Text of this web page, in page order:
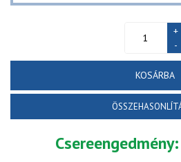
KOSÁRBA
Csereengedmény: